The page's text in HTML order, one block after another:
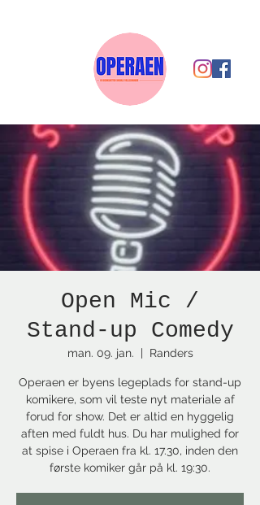
Open Mic /
Stand-up Comedy
man. 09. jan.
  |
Randers
Operaen er byens legeplads for stand-up
komikere, som vil teste nyt materiale af
forud for show. Det er altid en hyggelig
aften med fuldt hus. Du har mulighed for
at spise i Operaen fra kl. 17.30, inden den
første komiker går på kl. 19:30.